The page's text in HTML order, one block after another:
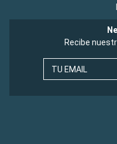
Recibe
TU EMAIL